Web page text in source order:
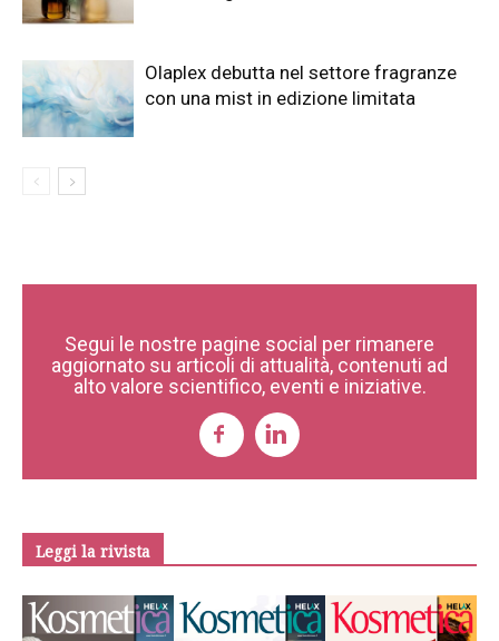
Olaplex debutta nel settore fragranze
con una mist in edizione limitata
Segui le nostre pagine social per rimanere
aggiornato su articoli di attualità, contenuti ad
alto valore scientifico, eventi e iniziative.
Leggi la rivista